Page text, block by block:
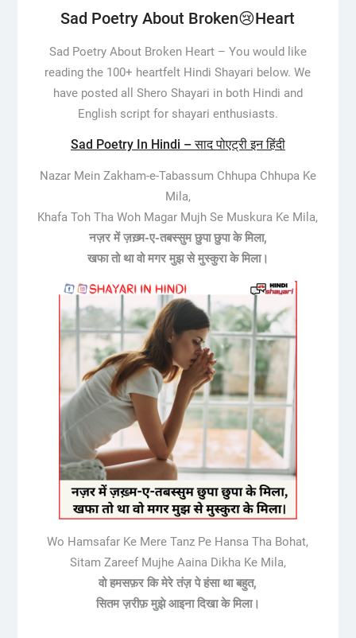
Sad Poetry About Broken😢Heart
Sad Poetry About Broken Heart – You would like
reading the 100+ heartfelt Hindi Shayari below. We
have posted all Shero Shayari in both Hindi and
English script for shayari enthusiasts.
Sad Poetry In Hindi – साद पोएट्री इन हिंदी
Nazar Mein Zakham-e-Tabassum Chhupa Chhupa Ke
Mila,
Khafa Toh Tha Woh Magar Mujh Se Muskura Ke Mila,
नज़र में ज़ख़्म-ए-तबस्सुम छुपा छुपा के मिला,
खफा तो था वो मगर मुझ से मुस्कुरा के मिला।
Wo Hamsafar Ke Mere Tanz Pe Hansa Tha Bohat,
Sitam Zareef Mujhe Aaina Dikha Ke Mila,
वो हमसफ़र कि मेरे तंज़ पे हंसा था बहुत,
सितम ज़रीफ़ मुझे आइना दिखा के मिला।